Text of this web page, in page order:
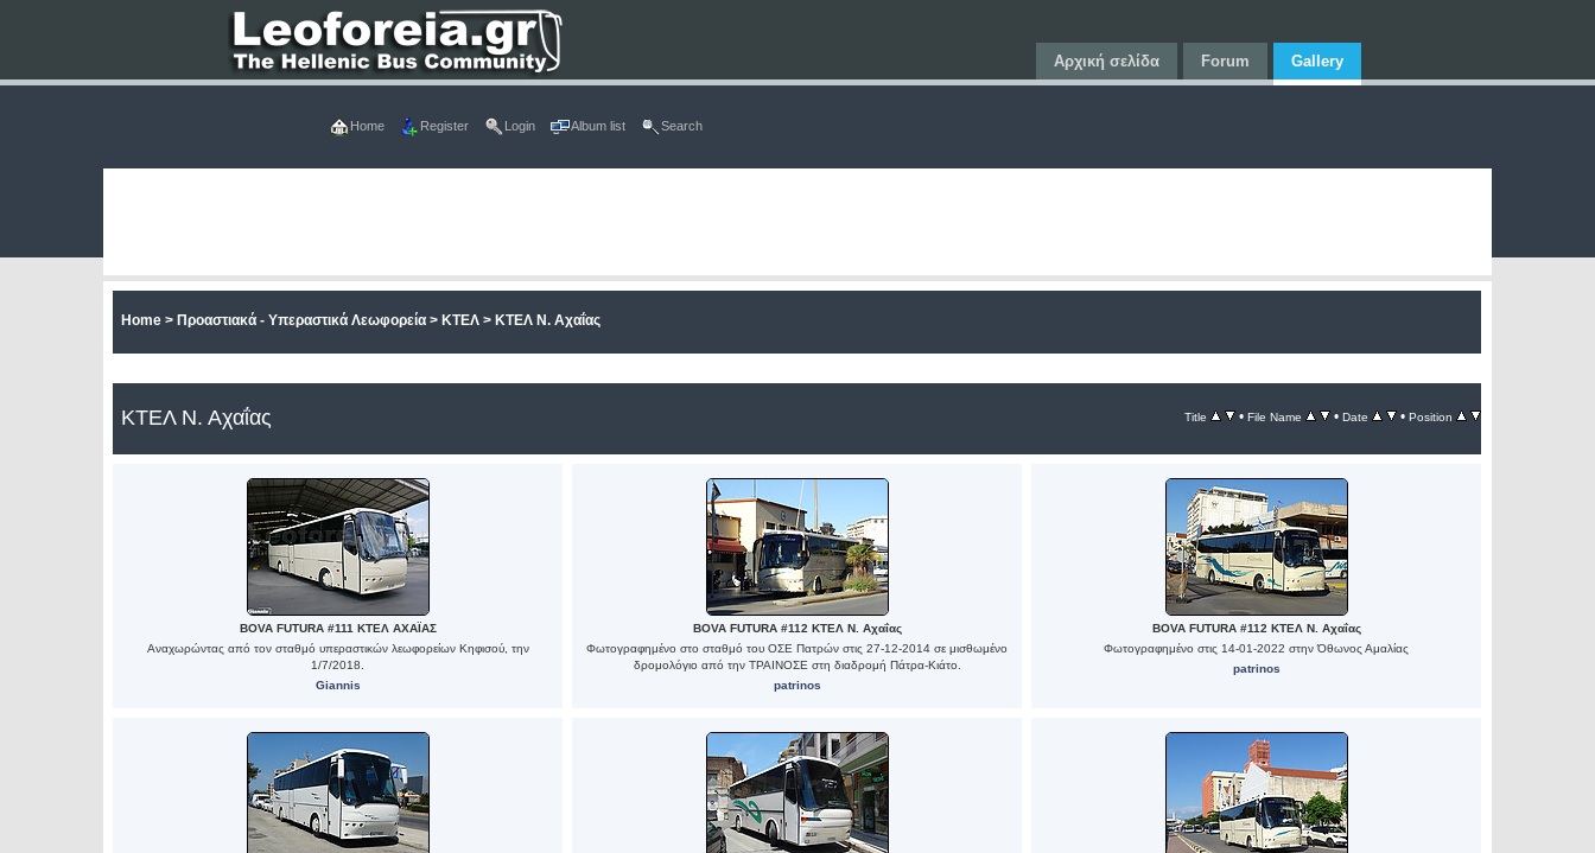
Αρχική σελίδα Forum Gallery
Home Register Login Album list Search
Home > Προαστιακά - Υπεραστικά Λεωφορεία > ΚΤΕΛ > ΚΤΕΛ Ν. Αχαΐας
ΚΤΕΛ Ν. Αχαΐας Title •File Name •Date •Position
BOVA FUTURA #111 ΚΤΕΛ ΑΧΑΪΑΣ
Αναχωρώντας από τον σταθμό υπεραστικών λεωφορείων Κηφισού, την
1/7/2018.
Giannis
BOVA FUTURA #112 ΚΤΕΛ Ν. Αχαΐας
Φωτογραφημένο στο σταθμό του ΟΣΕ Πατρών στις 27-12-2014 σε μισθωμένο
δρομολόγιο από την ΤΡΑΙΝΟΣΕ στη διαδρομή Πάτρα-Κιάτο.
patrinos
BOVA FUTURA #112 ΚΤΕΛ Ν. Αχαΐας
Φωτογραφημένο στις 14-01-2022 στην Όθωνος Αμαλίας
patrinos